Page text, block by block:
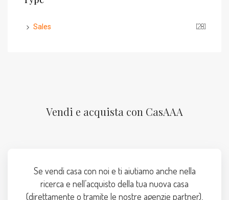
Sales [28]
Vendi e acquista con CasAAA
Se vendi casa con noi e ti aiutiamo anche nella
ricerca e nell’acquisto della tua nuova casa
(direttamente o tramite le nostre agenzie partner),